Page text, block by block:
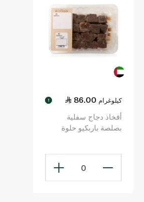
86.00 كيلوغرام !
أفخاذ دجاج سفلية
بصلصة باربكيو حلوة
0